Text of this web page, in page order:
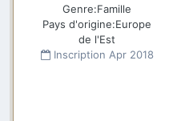
Genre:Famille
Pays d'origine:Europe
de l'Est
Inscription Apr 2018